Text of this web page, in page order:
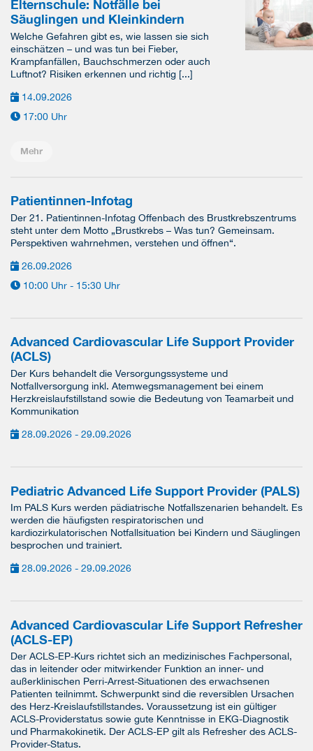
Elternschule: Notfälle bei
Säuglingen und Kleinkindern
Welche Gefahren gibt es, wie lassen sie sich
einschätzen – und was tun bei Fieber,
Krampfanfällen, Bauchschmerzen oder auch
Luftnot? Risiken erkennen und richtig [...]
14.09.2026
17:00 Uhr
Mehr
Patientinnen-Infotag
Der 21. Patientinnen-Infotag Offenbach des Brustkrebszentrums
steht unter dem Motto „Brustkrebs – Was tun? Gemeinsam.
Perspektiven wahrnehmen, verstehen und öffnen“.
26.09.2026
10:00 Uhr - 15:30 Uhr
Advanced Cardiovascular Life Support Provider
(ACLS)
Der Kurs behandelt die Versorgungssysteme und
Notfallversorgung inkl. Atemwegsmanagement bei einem
Herzkreislaufstillstand sowie die Bedeutung von Teamarbeit und
Kommunikation
28.09.2026 - 29.09.2026
Pediatric Advanced Life Support Provider (PALS)
Im PALS Kurs werden pädiatrische Notfallszenarien behandelt. Es
werden die häufigsten respiratorischen und
kardiozirkulatorischen Notfallsituation bei Kindern und Säuglingen
besprochen und trainiert.
28.09.2026 - 29.09.2026
Advanced Cardiovascular Life Support Refresher
(ACLS-EP)
Der ACLS-EP-Kurs richtet sich an medizinisches Fachpersonal,
das in leitender oder mitwirkender Funktion an inner- und
außerklinischen Perri-Arrest-Situationen des erwachsenen
Patienten teilnimmt. Schwerpunkt sind die reversiblen Ursachen
des Herz-Kreislaufstillstandes. Voraussetzung ist ein gültiger
ACLS-Providerstatus sowie gute Kenntnisse in EKG-Diagnostik
und Pharmakokinetik. Der ACLS-EP gilt als Refresher des ACLS-
Provider-Status.